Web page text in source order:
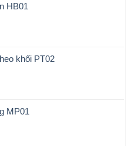
HB01
khối PT02
MP01